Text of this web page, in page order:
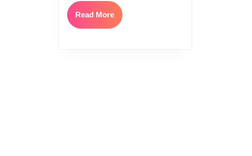
Read MoreRead
More